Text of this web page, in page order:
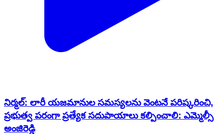
నిర్మల్: లారీ యజమానుల సమస్యలను వెంటనే పరిష్కరించి,
ప్రభుత్వ పరంగా ప్రత్యేక సదుపాయాలు కల్పించాలి: ఎమ్మెల్సీ
అంజిరెడ్డి